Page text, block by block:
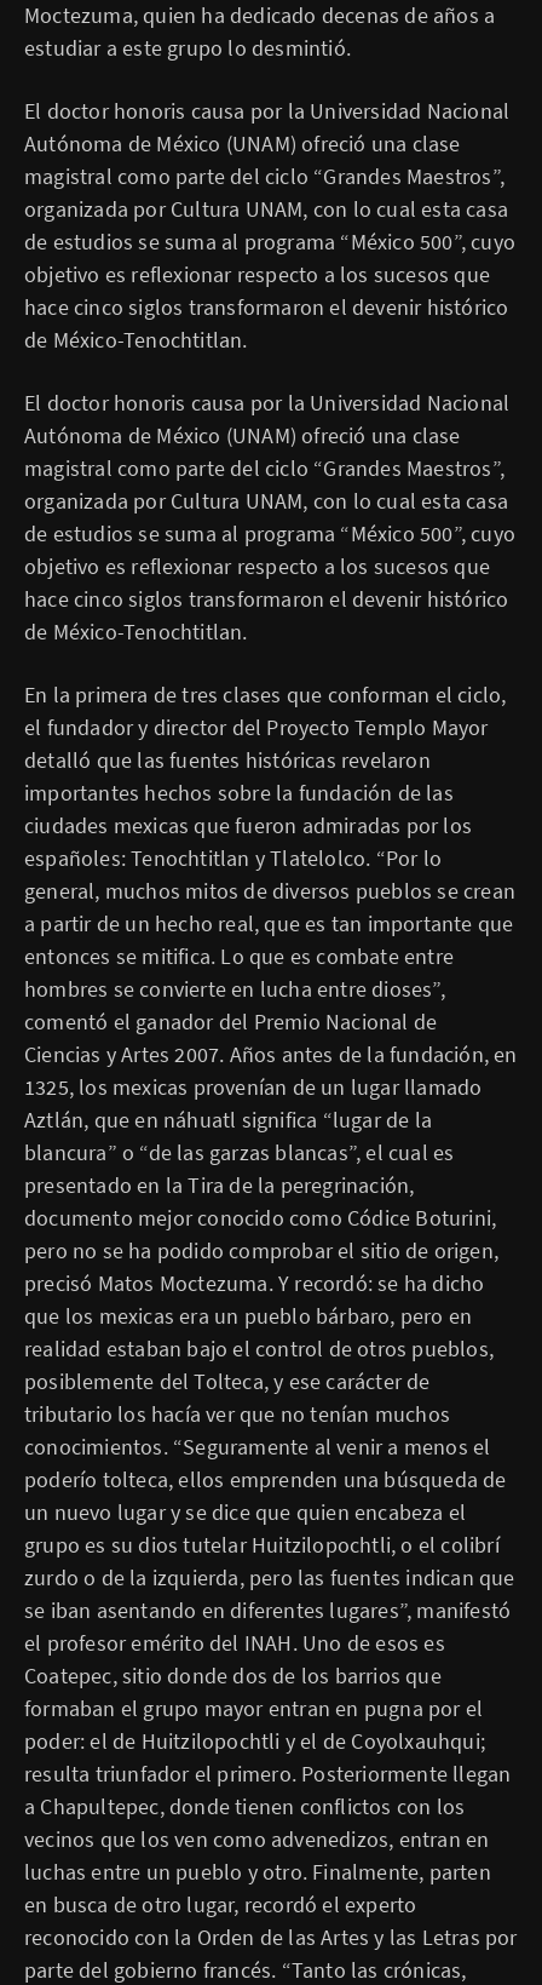
Moctezuma, quien ha dedicado decenas de años a
estudiar a este grupo lo desmintió.
​El doctor honoris causa por la Universidad Nacional
Autónoma de México (UNAM) ofreció una clase
magistral como parte del ciclo “Grandes Maestros”,
organizada por Cultura UNAM, con lo cual esta casa
de estudios se suma al programa “México 500”, cuyo
objetivo es reflexionar respecto a los sucesos que
hace cinco siglos transformaron el devenir histórico
de México-Tenochtitlan.
​El doctor honoris causa por la Universidad Nacional
Autónoma de México (UNAM) ofreció una clase
magistral como parte del ciclo “Grandes Maestros”,
organizada por Cultura UNAM, con lo cual esta casa
de estudios se suma al programa “México 500”, cuyo
objetivo es reflexionar respecto a los sucesos que
hace cinco siglos transformaron el devenir histórico
de México-Tenochtitlan.
En la primera de tres clases que conforman el ciclo,
el fundador y director del Proyecto Templo Mayor
detalló que las fuentes históricas revelaron
importantes hechos sobre la fundación de las
ciudades mexicas que fueron admiradas por los
españoles: Tenochtitlan y Tlatelolco. “Por lo
general, muchos mitos de diversos pueblos se crean
a partir de un hecho real, que es tan importante que
entonces se mitifica. Lo que es combate entre
hombres se convierte en lucha entre dioses”,
comentó el ganador del Premio Nacional de
Ciencias y Artes 2007. Años antes de la fundación, en
1325, los mexicas provenían de un lugar llamado
Aztlán, que en náhuatl significa “lugar de la
blancura” o “de las garzas blancas”, el cual es
presentado en la Tira de la peregrinación,
documento mejor conocido como Códice Boturini,
pero no se ha podido comprobar el sitio de origen,
precisó Matos Moctezuma. Y recordó: se ha dicho
que los mexicas era un pueblo bárbaro, pero en
realidad estaban bajo el control de otros pueblos,
posiblemente del Tolteca, y ese carácter de
tributario los hacía ver que no tenían muchos
conocimientos. “Seguramente al venir a menos el
poderío tolteca, ellos emprenden una búsqueda de
un nuevo lugar y se dice que quien encabeza el
grupo es su dios tutelar Huitzilopochtli, o el colibrí
zurdo o de la izquierda, pero las fuentes indican que
se iban asentando en diferentes lugares”, manifestó
el profesor emérito del INAH. Uno de esos es
Coatepec, sitio donde dos de los barrios que
formaban el grupo mayor entran en pugna por el
poder: el de Huitzilopochtli y el de Coyolxauhqui;
resulta triunfador el primero. Posteriormente llegan
a Chapultepec, donde tienen conflictos con los
vecinos que los ven como advenedizos, entran en
luchas entre un pueblo y otro. Finalmente, parten
en busca de otro lugar, recordó el experto
reconocido con la Orden de las Artes y las Letras por
parte del gobierno francés. “Tanto las crónicas,